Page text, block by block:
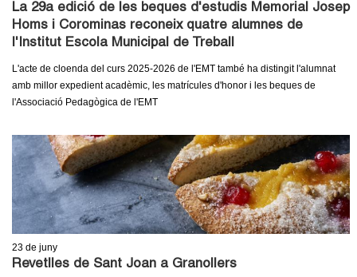
La 29a edició de les beques d'estudis Memorial Josep
Homs i Corominas reconeix quatre alumnes de
l'Institut Escola Municipal de Treball
L'acte de cloenda del curs 2025-2026 de l'EMT també ha distingit l'alumnat
amb millor expedient acadèmic, les matrícules d'honor i les beques de
l'Associació Pedagògica de l'EMT
23 de juny
Revetlles de Sant Joan a Granollers